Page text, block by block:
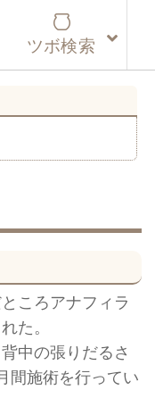
ツボ検索
ころアナフィラ
た。
中の張りだるさ
間施術を行ってい